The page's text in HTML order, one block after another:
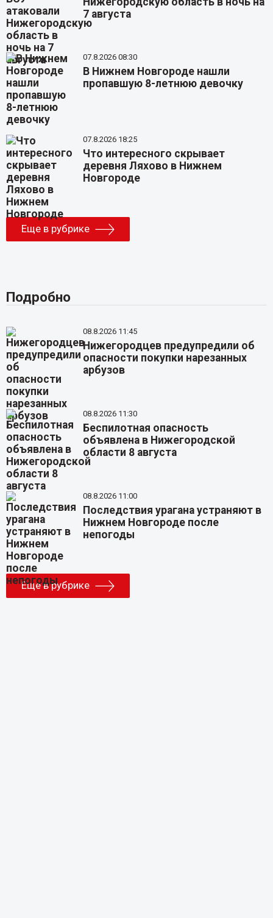
7 августа
07.8.2026 08:30
В Нижнем Новгороде нашли
пропавшую 8-летнюю девочку
07.8.2026 18:25
Что интересного скрывает
деревня Ляхово в Нижнем
Новгороде
Еще в рубрике
Подробно
08.8.2026 11:45
Нижегородцев предупредили об
опасности покупки нарезанных
арбузов
08.8.2026 11:30
Беспилотная опасность
объявлена в Нижегородской
области 8 августа
08.8.2026 11:00
Последствия урагана устраняют в
Нижнем Новгороде после
непогоды
Еще в рубрике